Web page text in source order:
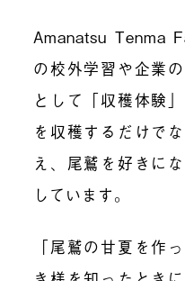
Amanatsu Tenma
の校外学習や企業
として「収穫体験
を収穫するだけで
え、尾鷲を好きに
しています。
「尾鷲の甘夏を作